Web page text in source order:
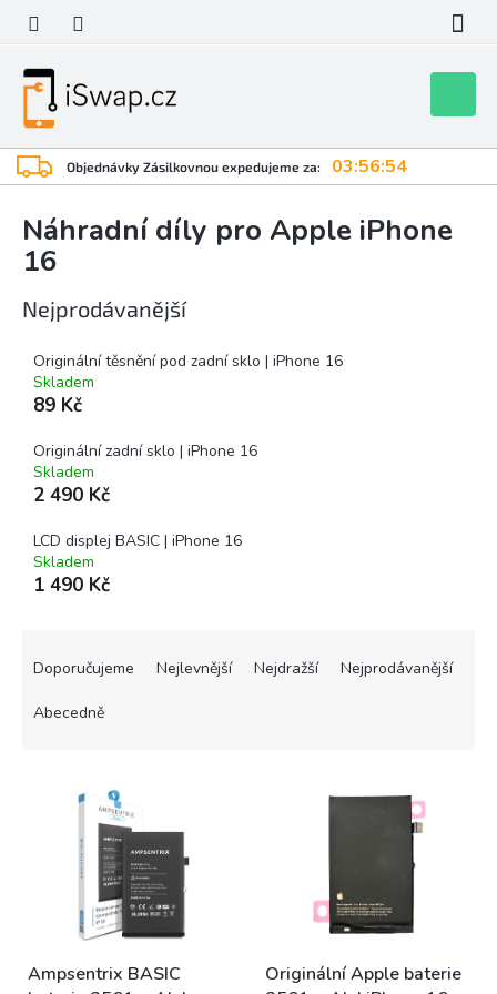
obsah
Objednávky Zásilkovnou expedujeme za: 03:56:54
košík
Náhradní díly pro Apple iPhone
16
Nejprodávanější
Originální těsnění pod zadní sklo | iPhone 16
Skladem
89 Kč
Originální zadní sklo | iPhone 16
Skladem
2 490 Kč
LCD displej BASIC | iPhone 16
Skladem
1 490 Kč
Doporučujeme Nejlevnější Nejdražší Nejprodávanější
Abecedně
d
Ampsentrix BASIC
Originální Apple baterie